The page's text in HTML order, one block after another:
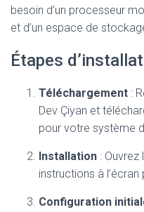
besoin d’un processeur
et d’un espace de
Étapes
Téléchargement :
Dev Çiyan et
pour votre système
Installation :
instructions à l’écran
Configuration